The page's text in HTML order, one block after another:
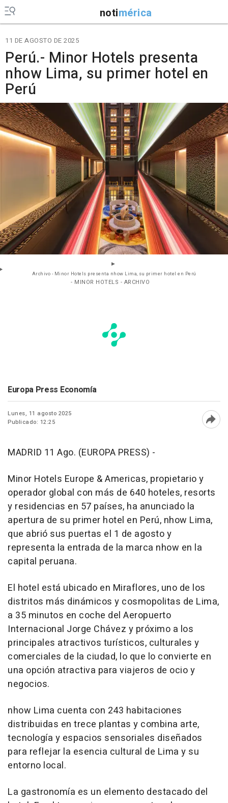
notimérica
11 DE AGOSTO DE 2025
Perú.- Minor Hotels presenta
nhow Lima, su primer hotel en
Perú
Archivo - Minor Hotels presenta nhow Lima, su primer hotel en Perú
- MINOR HOTELS - ARCHIVO
Europa Press Economía
Lunes, 11 agosto 2025
Publicado: 12:25
MADRID 11 Ago. (EUROPA PRESS) -
Minor Hotels Europe & Americas, propietario y
operador global con más de 640 hoteles, resorts
y residencias en 57 países, ha anunciado la
apertura de su primer hotel en Perú, nhow Lima,
que abrió sus puertas el 1 de agosto y
representa la entrada de la marca nhow en la
capital peruana.
El hotel está ubicado en Miraflores, uno de los
distritos más dinámicos y cosmopolitas de Lima,
a 35 minutos en coche del Aeropuerto
Internacional Jorge Chávez y próximo a los
principales atractivos turísticos, culturales y
comerciales de la ciudad, lo que lo convierte en
una opción atractiva para viajeros de ocio y
negocios.
nhow Lima cuenta con 243 habitaciones
distribuidas en trece plantas y combina arte,
tecnología y espacios sensoriales diseñados
para reflejar la esencia cultural de Lima y su
entorno local.
La gastronomía es un elemento destacado del